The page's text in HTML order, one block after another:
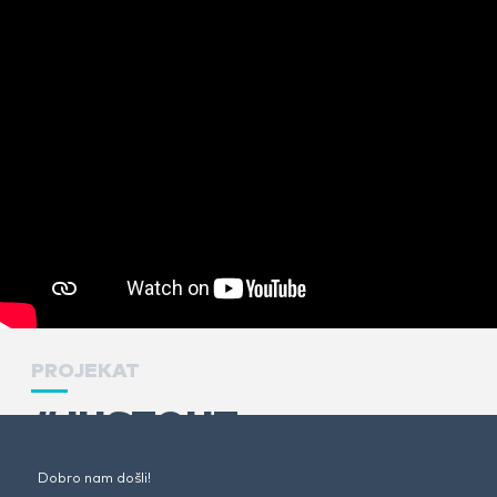
PROJEKAT
#JUSTOUT
#MANASIJA2015
Dobro nam došli!